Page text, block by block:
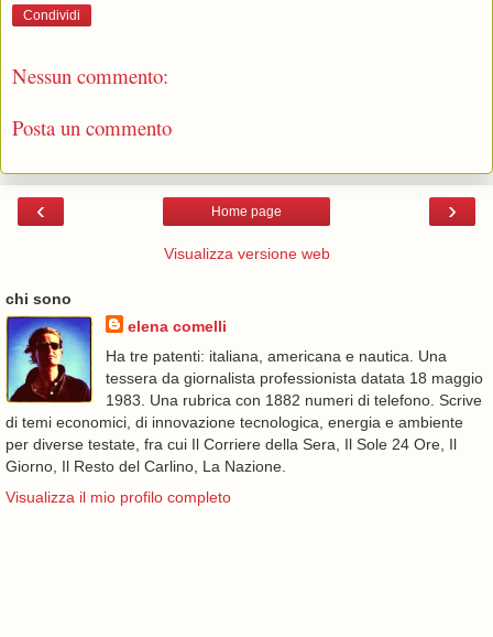
Condividi
Nessun commento:
Posta un commento
‹ ›
Home page
Visualizza versione web
chi sono
elena comelli
Ha tre patenti: italiana, americana e nautica. Una
tessera da giornalista professionista datata 18 maggio
1983. Una rubrica con 1882 numeri di telefono. Scrive
di temi economici, di innovazione tecnologica, energia e ambiente
per diverse testate, fra cui Il Corriere della Sera, Il Sole 24 Ore, Il
Giorno, Il Resto del Carlino, La Nazione.
Visualizza il mio profilo completo